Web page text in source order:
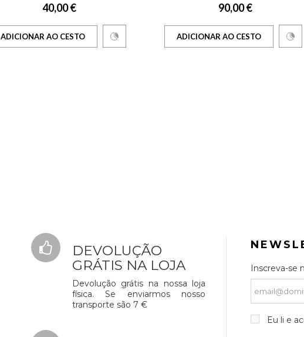
40,00 €
ADICIONAR AO CESTO
90,00 €
ADICIONAR AO CESTO
DEVOLUÇÃO
GRÁTIS NA LOJA
Devolução grátis na nossa loja
física. Se enviarmos nosso
transporte são 7 €
Inscreva-se
Eu li e